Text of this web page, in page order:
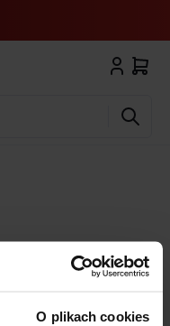
O plikach cookies